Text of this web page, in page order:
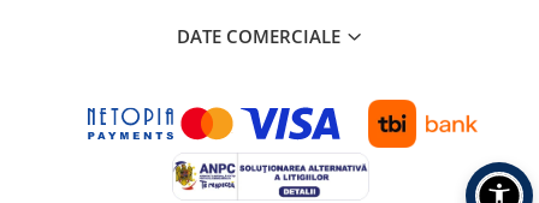
DATE COMERCIALE